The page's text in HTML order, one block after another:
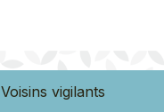
Voisins vigilants